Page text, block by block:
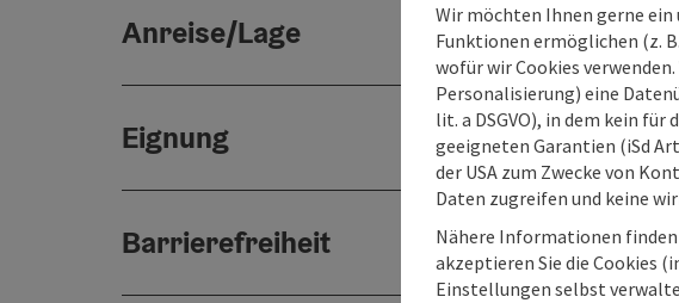
Anreise/Lage
Eignung
Barrierefreiheit
Wir möchten Ihnen gerne
Funktionen ermöglichen (z.
wofür wir Cookies
Personalisierung) eine
lit. a DSGVO), in dem kein für
geeigneten Garantien (iSd
der USA zum Zwecke von
Daten zugreifen und keine
Nähere Informationen
akzeptieren Sie die Cookies
Einstellungen selbst